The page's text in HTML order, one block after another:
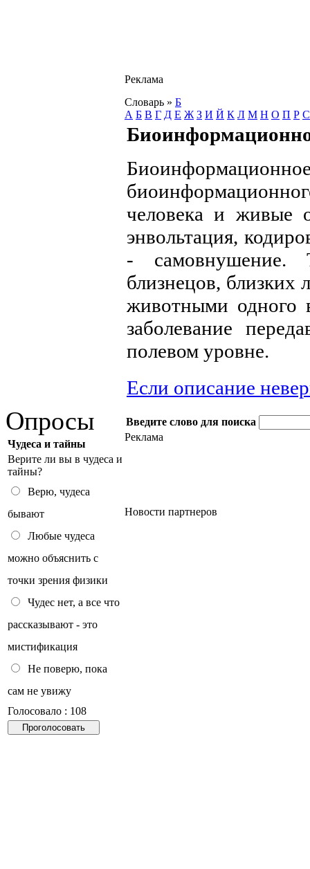
Опросы
Чудеса и тайны
Верите ли вы в чудеса и
тайны?
Верю, чудеса
бывают
Любые чудеса
можно объяснить с
точки зрения физики
Чудес нет, а все что
рассказывают - это
мистификация
Не поверю, пока
сам не увижу
Голосовало : 108
Реклама
Словарь » Б
А Б В Г Д Е Ж З И Й К Л М Н О П Р С
человека и живые
энвольтация,
- самовнушение.
близнецов,
животными одного
заболевание
полевом уровне.
Если описание
Введите слово для поиска
Реклама
Новости партнеров